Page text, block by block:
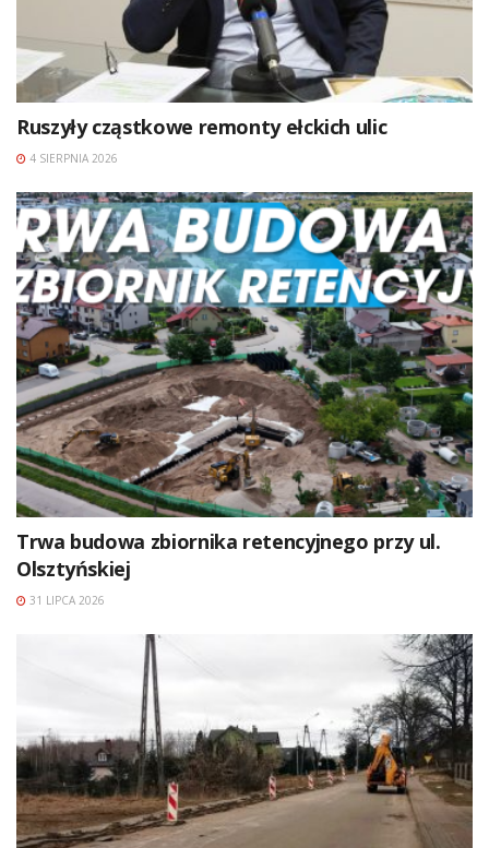
Ruszyły cząstkowe remonty ełckich ulic
4 SIERPNIA 2026
Trwa budowa zbiornika retencyjnego przy ul.
Olsztyńskiej
31 LIPCA 2026